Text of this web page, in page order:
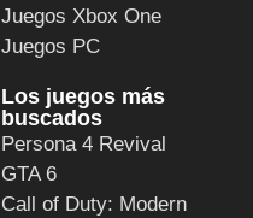
Juegos Xbox One
Juegos PC
Los juegos más
buscados
Persona 4 Revival
GTA 6
Call of Duty: Modern